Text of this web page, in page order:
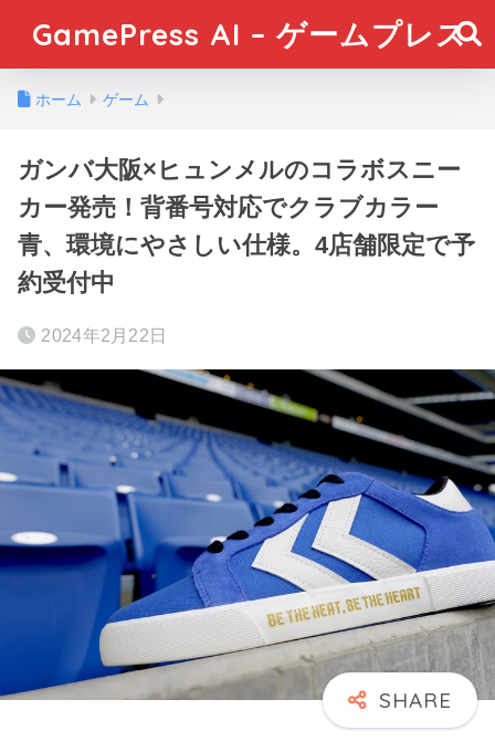
GamePress AI – ゲームプレス
ホーム ゲーム
ガンバ大阪×ヒュンメルのコラボスニー
カー発売！背番号対応でクラブカラー
青、環境にやさしい仕様。4店舗限定で予
約受付中
2024年2月22日